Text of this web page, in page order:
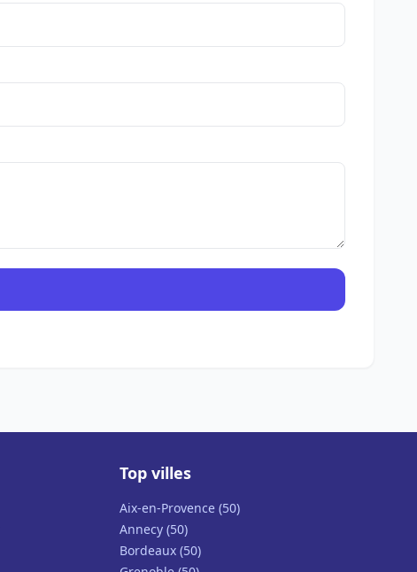
Top villes
Aix-en-Provence (50)
Annecy (50)
Bordeaux (50)